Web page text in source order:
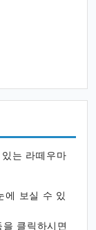
는 라떼우마
에 보실 수 있
클릭하시면